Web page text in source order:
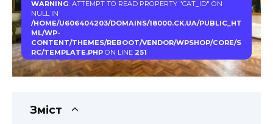
WARNING: ATTEMPT TO READ PROPERTY "CAT_ID" ON
NULL IN
/HOME/U606404203/DOMAINS/18000.CK.UA/PUBLIC_HT
ML/WP-
CONTENT/THEMES/REBOOT/VENDOR/WPSHOP/CORE/S
RC/TEMPLATE.PHPON LINE 251
Зміст